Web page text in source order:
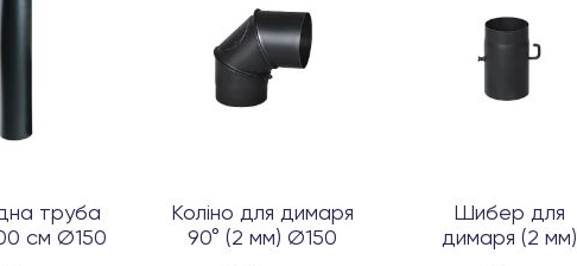
труба
см Ø150
Коліно для димаря
90° (2 мм) Ø150
Шибер для
димаря (2 мм)